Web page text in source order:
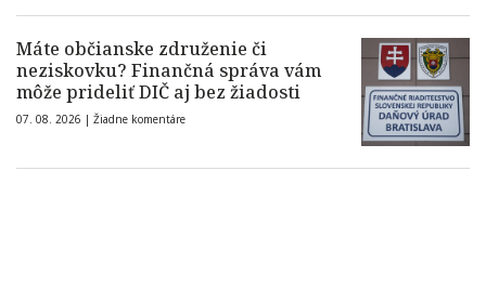
Máte občianske združenie či
neziskovku? Finančná správa vám
môže prideliť DIČ aj bez žiadosti
07. 08. 2026 | Žiadne komentáre